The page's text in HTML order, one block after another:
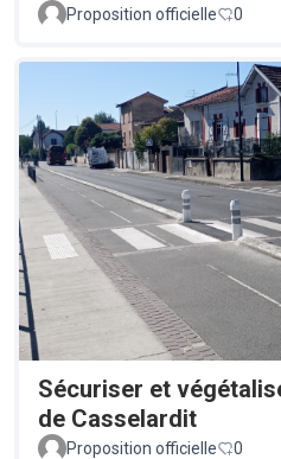
Proposition officielle 0
Sécuriser et
de Casselardit
Proposition officielle 0